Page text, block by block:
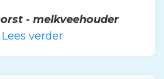
- melkveehouder
Lees verder